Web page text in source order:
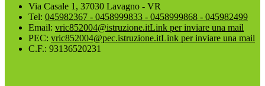
Via Casale 1, 37030 Lavagno - VR
Tel: 045982367 - 0458999833 - 0458999868 - 045982499
Email: vric852004@istruzione.itLink per inviare una mail
PEC: vric852004@pec.istruzione.itLink per inviare una mail
C.F.: 93136520231